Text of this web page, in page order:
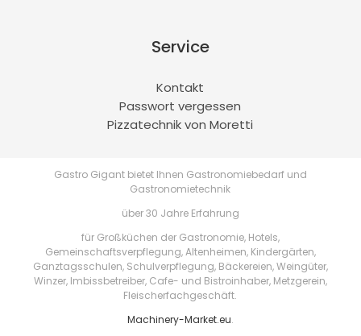
Service
Kontakt
Passwort vergessen
Pizzatechnik von Moretti
Gastro Gigant bietet Ihnen Gastronomiebedarf und
Gastronomietechnik
über 30 Jahre Erfahrung
für Großküchen der Gastronomie, Hotels,
Gemeinschaftsverpflegung, Altenheimen, Kindergärten,
Ganztagsschulen, Schulverpflegung, Bäckereien, Weingüter,
Winzer, Imbissbetreiber, Cafe- und Bistroinhaber, Metzgerein,
Fleischerfachgeschäft.
Machinery-Market.eu.